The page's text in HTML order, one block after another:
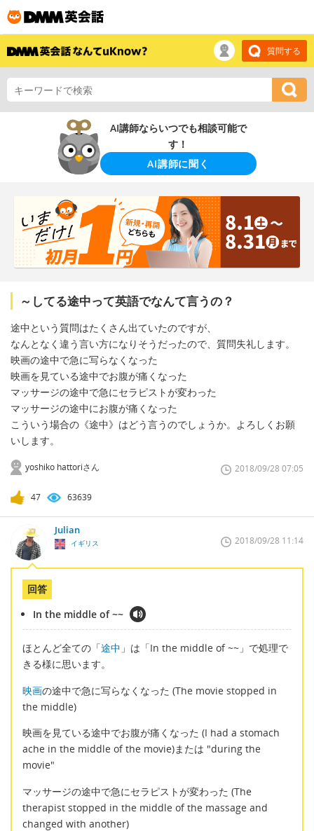
質問する
AI講師ならいつでも相談可能で
す！
AI講師に聞く
～してる途中って英語でなんて言うの？
途中という質問はたくさん出ていたのですが、
なんとなく違う言い方になりそうだったので、質問失礼します。
映画の途中で急に写らなくなった
映画を見ている途中でお腹が痛くなった
マッサージの途中で急にセラピストが変わった
マッサージの途中にお腹が痛くなった
こういう場合の《途中》はどう言うのでしょうか。よろしくお願
いします。
yoshiko hattoriさん 2018/09/28 07:05
47 63639
Julian
イギリス 2018/09/28 11:14
回答
In the middle of ~~
ほとんど全ての「途中 」は「In the middle of ~~」で処理で
きる様に思います。
映画の途中で急に写らなくなった (The movie stopped in
the middle)
映画を見ている途中でお腹が痛くなった (I had a stomach
ache in the middle of the movie)または "during the
movie"
マッサージの途中で急にセラピストが変わった (The
therapist stopped in the middle of the massage and
changed with another)